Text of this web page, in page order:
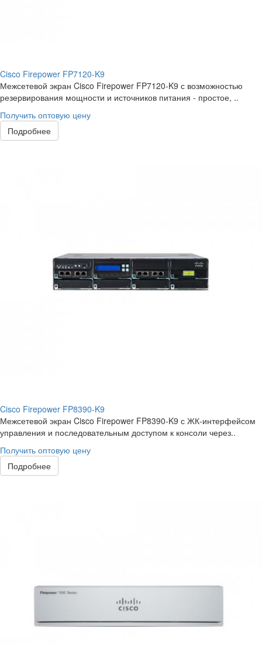
Cisco Firepower FP7120-K9
Межсетевой экран Cisco Firepower FP7120-K9 с возможностью
резервирования мощности и источников питания - простое, ..
Получить оптовую цену
Подробнее
Cisco Firepower FP8390-K9
Межсетевой экран Cisco Firepower FP8390-K9 с ЖК-интерфейсом
управления и последовательным доступом к консоли через..
Получить оптовую цену
Подробнее